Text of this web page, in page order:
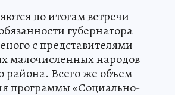
по итогам встречи
губернатора
с представителями
малочисленных народов
района. Всего же объем
программы «Социально-